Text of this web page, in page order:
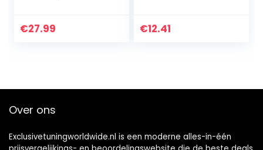
Hamilton Flatbrim
€27.99
Rijhandschoenen
€12.41
Over ons
Exclusivetuningworldwide.nl is een moderne alles-in-één